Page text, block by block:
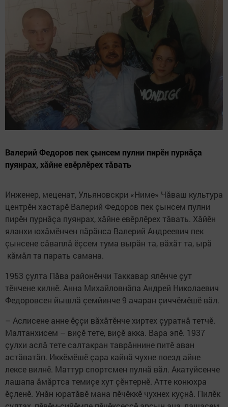
Валерий Федоров пек çынсем пулни пирӗн пурнăçа
пуянрах, хăйне евӗрлӗрех тăвать
Инженер, меценат, Ульяновскри «Ниме» Чăваш культура
центрӗн хастарӗ Валерий Федоров пек çынсем пулни
пирӗн пурнăçа пуянрах, хăйне евӗрлӗрех тăвать. Хăйӗн
яланхи юхăмӗнчен пăрăнса Валерий Андреевич пек
çынсене сăваплă ӗçсем тума вырăн та, вăхăт та, ырă
кăмăл та парать самана.
1953 çулта Пăва районӗнчи Таккавар ялӗнче çут
тӗнчене килнӗ. Анна Михайловнăпа Андрей Николаевич
Федоровсен йышлă çемйинче 9 ачаран çиччӗмӗшӗ вăл.
– Аслисене анне ӗççи вăхăтӗнче хиртех çуратнă тетчӗ.
Малтанхисем – виçӗ тете, виçӗ акка. Вара эпӗ. 1937
çулхи аслă тете салтакран таврăннине питӗ аван
астăватăп. Иккӗмӗшӗ çара кайнă чухне поезд айне
лексе вилнӗ. Маттур спортсмен пулнă вăл. Акатуйсенче
лашапа ăмăртса темиçе хут çӗнтернӗ. Атте конюхра
ӗçленӗ. Унăн юратăвӗ мана пӗчӗккӗ чухнех куçнă. Пилӗк